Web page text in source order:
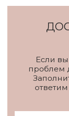
Если
проблем